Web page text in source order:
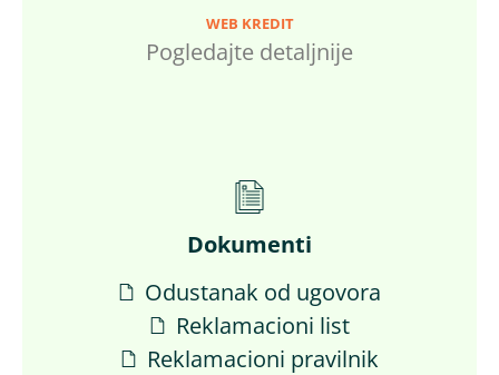
WEB KREDIT
Pogledajte detaljnije
Dokumenti
Odustanak od ugovora
Reklamacioni list
Reklamacioni pravilnik